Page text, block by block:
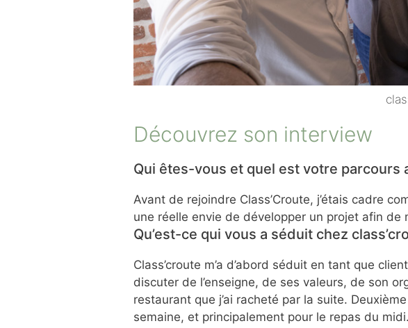
Découvrez son interview
Qui êtes-vous et quel est votre parcours
Avant de rejoindre Class’Croute, j’étais cadre
une réelle envie de développer un projet afin
Qu’est-ce qui vous a séduit chez
Class’croute m’a d’abord séduit en tant que
discuter de l’enseigne, de ses valeurs, de son
restaurant que j’ai racheté par la suite.
semaine, et principalement pour le repas du